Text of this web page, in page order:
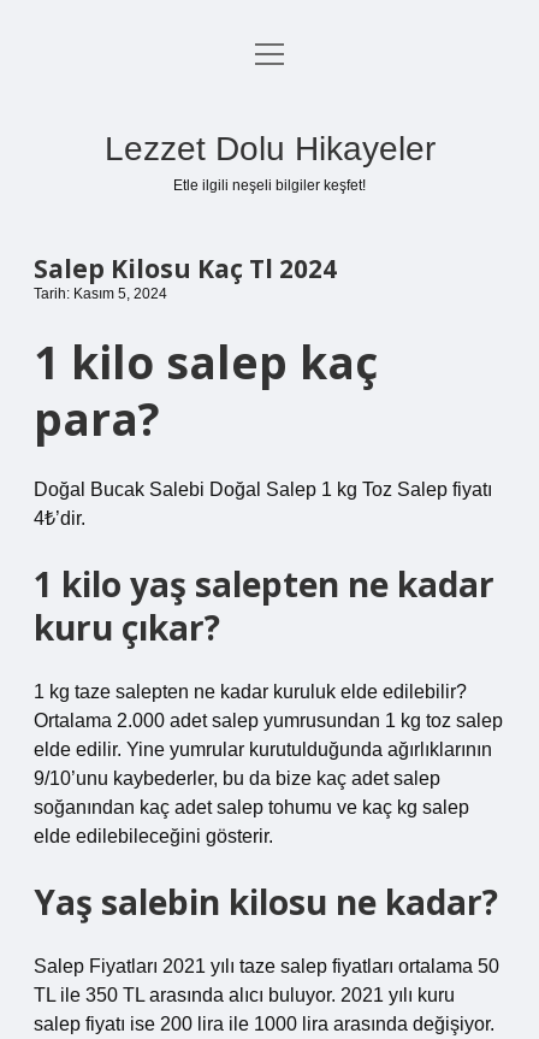
Anasayfa
menüyü
Lezzet Dolu Hikayeler
Etle ilgili neşeli bilgiler keşfet!
Salep Kilosu Kaç Tl 2024
Tarih: Kasım 5, 2024
1 kilo salep kaç
para?
Doğal Bucak Salebi Doğal Salep 1 kg Toz Salep fiyatı
4₺’dir.
1 kilo yaş salepten ne kadar
kuru çıkar?
1 kg taze salepten ne kadar kuruluk elde edilebilir?
Ortalama 2.000 adet salep yumrusundan 1 kg toz salep
elde edilir. Yine yumrular kurutulduğunda ağırlıklarının
9/10’unu kaybederler, bu da bize kaç adet salep
soğanından kaç adet salep tohumu ve kaç kg salep
elde edilebileceğini gösterir.
Yaş salebin kilosu ne kadar?
Salep Fiyatları 2021 yılı taze salep fiyatları ortalama 50
TL ile 350 TL arasında alıcı buluyor. 2021 yılı kuru
salep fiyatı ise 200 lira ile 1000 lira arasında değişiyor.